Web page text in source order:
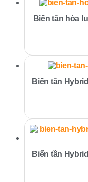
Biến tần hòa
Biến tần
Biến tần